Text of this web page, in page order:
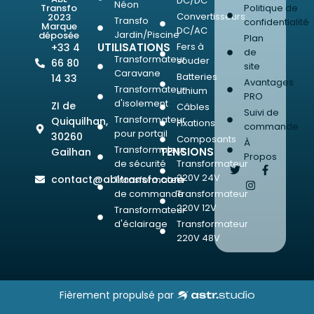
Transfo
2023
Marque
déposée
+33 4
66 80
14 33
ZI de
Quiquilhan,
30260
Gailhan
contact@abltransfo.com
Néon
Transfo
Jardin/Piscine
UTILISATIONS
Transformateur
Caravane
Transformateur
d'isolement
Transformateur
pour portail
Transformateur
de sécurité
Transformateur
de commande
Transformateur
d'éclairage
Convertisseurs
DC/AC
Fers à
souder
Batteries
Lithium
Câbles
Fixations
Composants
TENSIONS
Transformateur
220V 24V
Transformateur
220V 12V
Transformateur
220V 48V
Politique de
confidentialité
Plan
de
site
Avantages
PRO
Suivi de
commande
À
Propos
Fièrement propulsé par